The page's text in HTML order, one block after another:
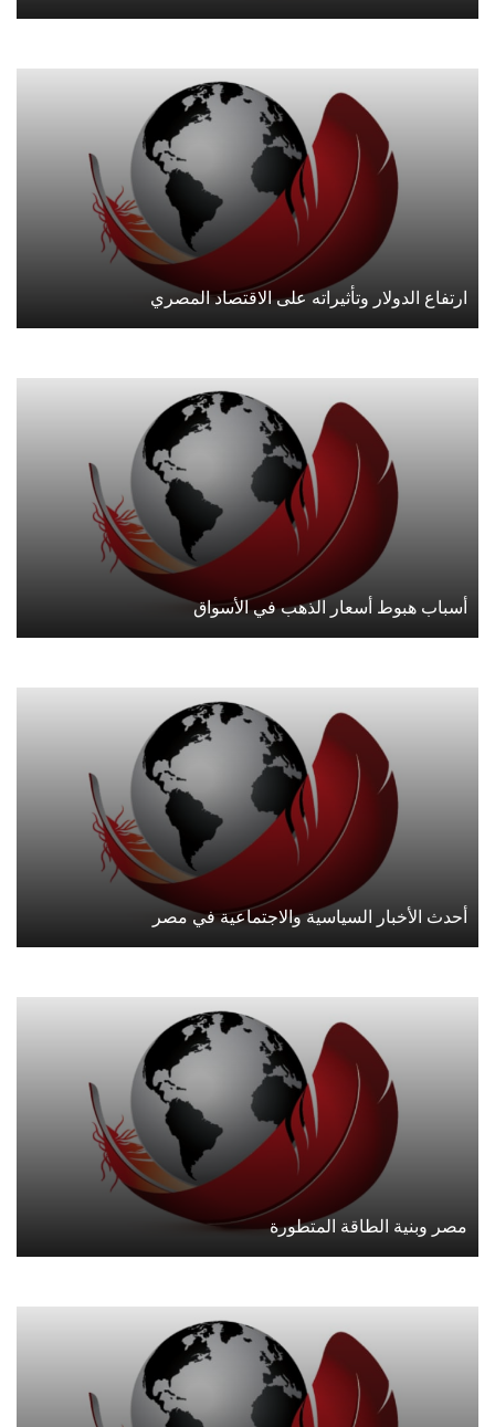
ارتفاع الدولار وتأثيراته على الاقتصاد المصري
أسباب هبوط أسعار الذهب في الأسواق
أحدث الأخبار السياسية والاجتماعية في مصر
مصر وبنية الطاقة المتطورة